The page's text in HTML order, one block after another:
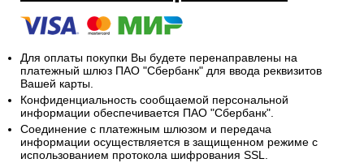
Для оплаты покупки Вы будете перенаправлены на
платежный шлюз ПАО "Сбербанк" для ввода реквизитов
Вашей карты.
Конфиденциальность сообщаемой персональной
информации обеспечивается ПАО "Сбербанк".
Соединение с платежным шлюзом и передача
информации осуществляется в защищенном режиме с
использованием протокола шифрования SSL.